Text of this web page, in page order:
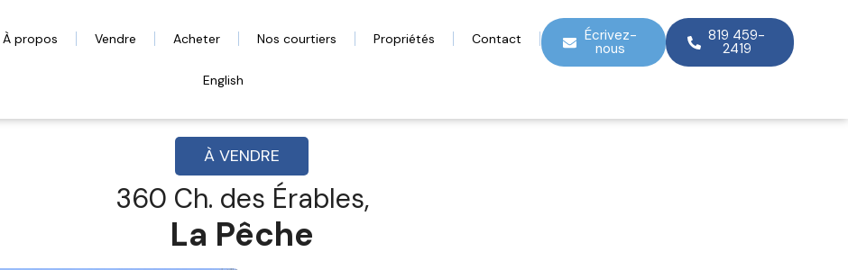
À propos Vendre Acheter Nos courtiers Propriétés Contact
English
Écrivez-
nous
819 459-
2419
À VENDRE
360 Ch. des Érables,
La Pêche